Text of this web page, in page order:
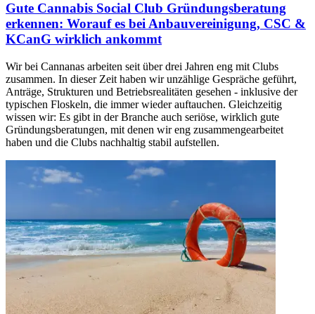
Gute Cannabis Social Club Gründungsberatung
erkennen: Worauf es bei Anbauvereinigung, CSC &
KCanG wirklich ankommt
Wir bei Cannanas arbeiten seit über drei Jahren eng mit Clubs
zusammen. In dieser Zeit haben wir unzählige Gespräche geführt,
Anträge, Strukturen und Betriebsrealitäten gesehen - inklusive der
typischen Floskeln, die immer wieder auftauchen. Gleichzeitig
wissen wir: Es gibt in der Branche auch seriöse, wirklich gute
Gründungsberatungen, mit denen wir eng zusammengearbeitet
haben und die Clubs nachhaltig stabil aufstellen.